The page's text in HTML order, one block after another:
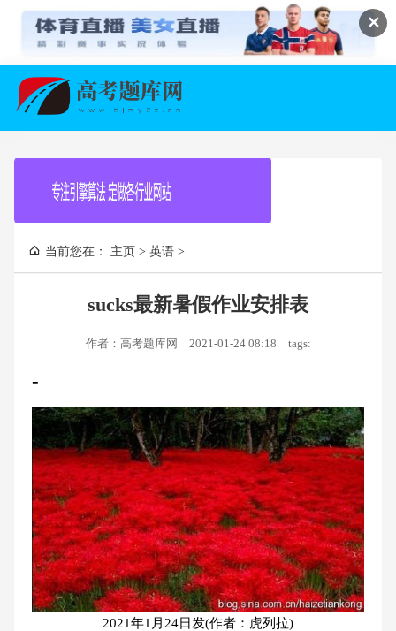
✕
当前您在： 主页 > 英语 >
sucks最新暑假作业安排表
作者：高考题库网 2021-01-24 08:18 tags:
-
2021年1月24日发(作者：虎列拉)